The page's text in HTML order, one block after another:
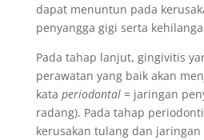
dapat menuntun pada
penyangga gigi serta
Pada tahap lanjut, gingivitis
perawatan yang baik akan
kata periodontal= jaringan
radang). Pada tahap
kerusakan tulang dan jaringan